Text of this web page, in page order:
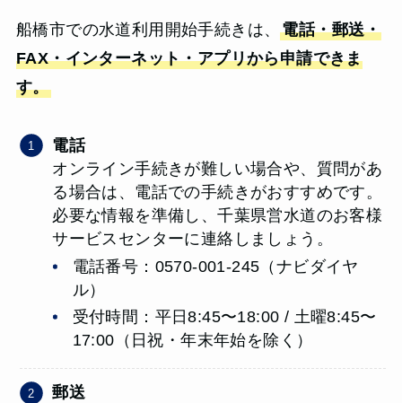
船橋市での水道利用開始手続きは、電話・郵送・
FAX・インターネット・アプリから申請できま
す。
電話
オンライン手続きが難しい場合や、質問があ
る場合は、電話での手続きがおすすめです。
必要な情報を準備し、千葉県営水道のお客様
サービスセンターに連絡しましょう。
電話番号：0570-001-245（ナビダイヤ
ル）
受付時間：平日8:45〜18:00 / 土曜8:45〜
17:00（日祝・年末年始を除く）
郵送